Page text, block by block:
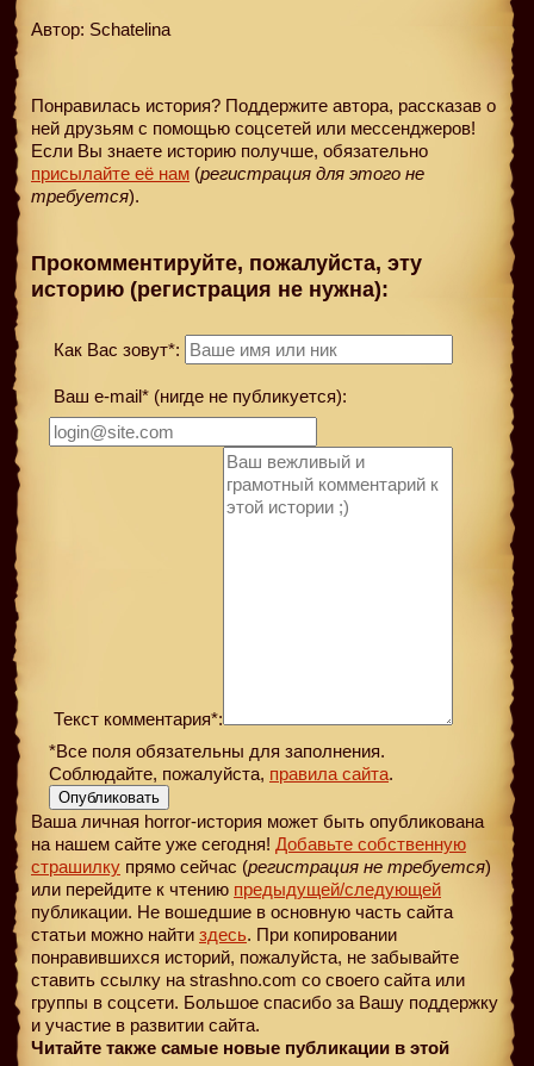
Автор: Schatelina
Понравилась история? Поддержите автора, рассказав о
ней друзьям с помощью соцсетей или мессенджеров!
Если Вы знаете историю получше, обязательно
присылайте её нам (регистрация для этого не
требуется).
Прокомментируйте, пожалуйста, эту
историю (регистрация не нужна):
Как Вас зовут*:
Ваш e-mail* (нигде не публикуется):
Текст комментария*:
*Все поля обязательны для заполнения.
Соблюдайте, пожалуйста, правила сайта.
Опубликовать
Ваша личная horror-история может быть опубликована
на нашем сайте уже сегодня! Добавьте собственную
страшилку прямо сейчас (регистрация не требуется)
или перейдите к чтению предыдущей/следующей
публикации. Не вошедшие в основную часть сайта
статьи можно найти здесь. При копировании
понравившихся историй, пожалуйста, не забывайте
ставить ссылку на strashno.com со своего сайта или
группы в соцсети. Большое спасибо за Вашу поддержку
и участие в развитии сайта.
Читайте также самые новые публикации в этой